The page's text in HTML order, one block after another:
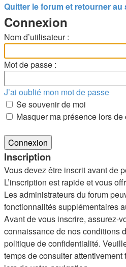
Quitter le forum et retourner au
Connexion
Nom d’utilisateur :
Mot de passe :
J’ai oublié mon mot de passe
Se souvenir de moi
Masquer ma présence lors de
Inscription
Vous devez être inscrit avant de
L’inscription est rapide et vous
Les administrateurs du forum
fonctionnalités supplémentaires
Avant de vous inscrire, assurez-
connaissance de nos conditions
politique de confidentialité.
temps de consulter